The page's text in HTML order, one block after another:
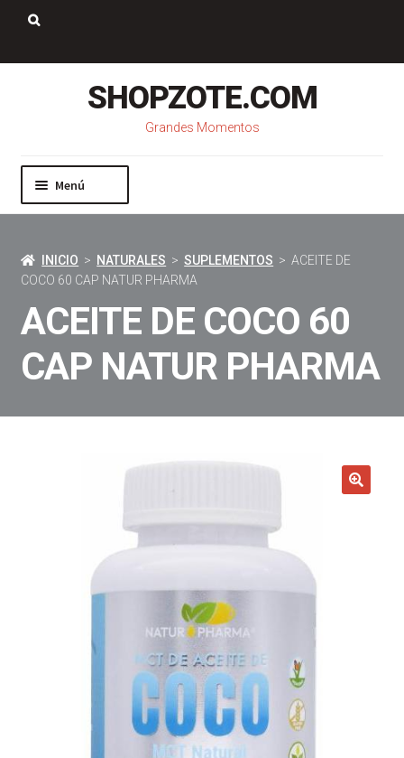
Saltar
navegación
Ir
contenido
SHOPZOTE.COM
Grandes Momentos
Menú
Mi cuenta
Pago
Contacto
INICIO > NATURALES >SUPLEMENTOS > ACEITE DE
COCO 60 CAP NATUR PHARMA
ACEITE DE COCO 60
CAP NATUR PHARMA